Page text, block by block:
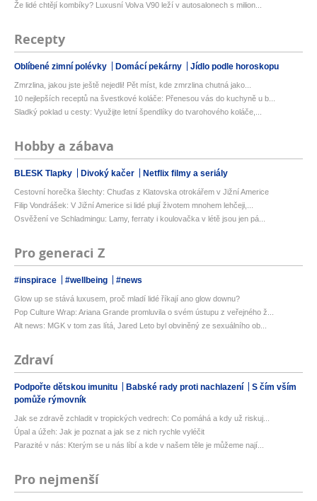
Že lidé chtějí kombíky? Luxusní Volva V90 leží v autosalonech s milion...
Recepty
Oblíbené zimní polévky Domácí pekárny Jídlo podle horoskopu
Zmrzlina, jakou jste ještě nejedli! Pět míst, kde zmrzlina chutná jako...
10 nejlepších receptů na švestkové koláče: Přenesou vás do kuchyně u b...
Sladký poklad u cesty: Využijte letní špendlíky do tvarohového koláče,...
Hobby a zábava
BLESK Tlapky Divoký kačer Netflix filmy a seriály
Cestovní horečka šlechty: Chuďas z Klatovska otrokářem v Jižní Americe
Filip Vondrášek: V Jižní Americe si lidé plují životem mnohem lehčeji,...
Osvěžení ve Schladmingu: Lamy, ferraty i koulovačka v létě jsou jen pá...
Pro generaci Z
#inspirace #wellbeing #news
Glow up se stává luxusem, proč mladí lidé říkají ano glow downu?
Pop Culture Wrap: Ariana Grande promluvila o svém ústupu z veřejného ž...
Alt news: MGK v tom zas lítá, Jared Leto byl obviněný ze sexuálního ob...
Zdraví
Podpořte dětskou imunitu Babské rady proti nachlazení
S čím vším
pomůže rýmovník
Jak se zdravě zchladit v tropických vedrech: Co pomáhá a kdy už riskuj...
Úpal a úžeh: Jak je poznat a jak se z nich rychle vyléčit
Parazité v nás: Kterým se u nás líbí a kde v našem těle je můžeme nají...
Pro nejmenší